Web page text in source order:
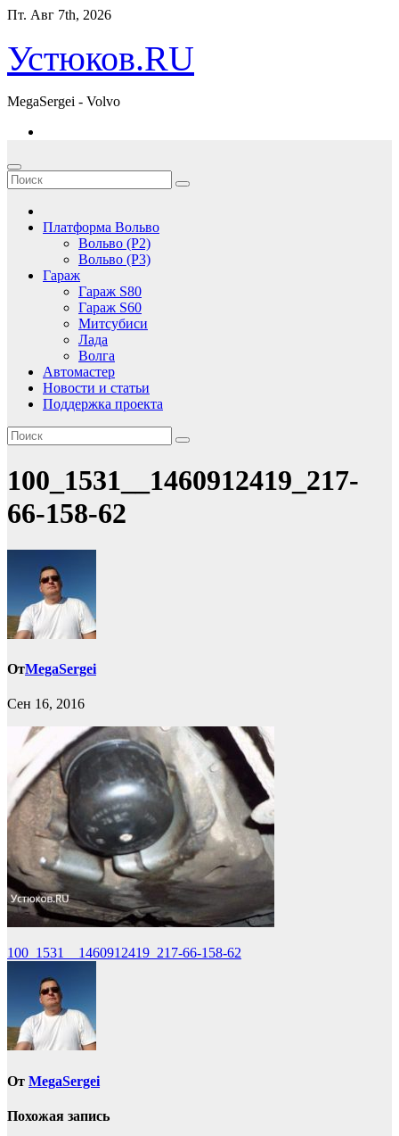
Перейти
содержимому
Пт. Авг 7th, 2026
Устюков.RU
MegaSergei - Volvo
Платформа Вольво
Вольво (P2)
Вольво (P3)
Гараж
Гараж S80
Гараж S60
Митсубиси
Лада
Волга
Автомастер
Новости и статьи
Поддержка проекта
100_1531__1460912419_217-
66-158-62
ОтMegaSergei
Сен 16, 2016
Навигация
записям
100_1531__1460912419_217-66-158-62
От MegaSergei
Похожая запись